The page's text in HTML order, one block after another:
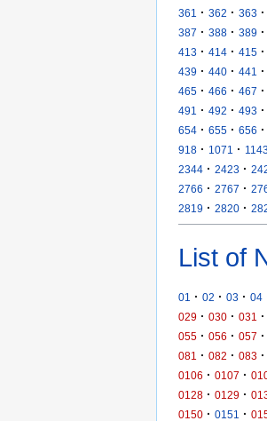
361
· 362 · 363 ·
387 · 388 · 389 ·
413 · 414 · 415 ·
439 · 440 · 441 ·
465 · 466 · 467 ·
491
· 492 · 493 ·
654 · 655 · 656 ·
918 · 1071 ·
2344 · 2423 ·
2766 · 2767 ·
2819 · 2820 ·
List of
01 · 02 · 03 · 04
029 · 030 · 031 ·
055 · 056 · 057 ·
081
· 082 · 083 ·
0106 · 0107 ·
0128 · 0129 ·
0150 · 0151 ·